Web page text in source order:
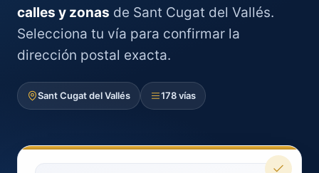
calles y zonas de Sant Cugat del Vallés.
Selecciona tu vía para confirmar la
dirección postal exacta.
Sant Cugat del Vallés 178 vías